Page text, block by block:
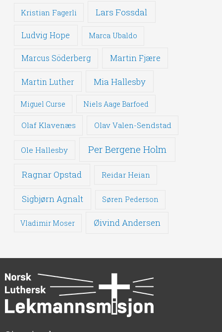
Kristian Fagerli Lars Fossdal
Ludvig Hope Marca Ubaldo
Marcus Söderberg Martin Fjære
Martin Luther Mia Hallesby
Miguel Curse Niels Aage Barfoed
Olaf Klavenæs Olav Valen-Sendstad
Ole Hallesby Per Bergene Holm
Ragnar Opstad Reidar Heian
Sigbjørn Agnalt Søren Pederson
Vladimir Moser Øivind Andersen